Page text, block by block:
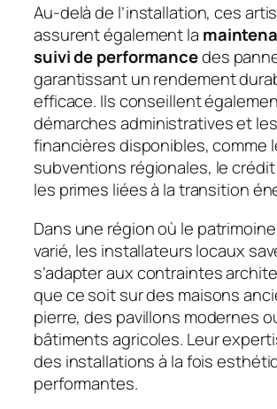
Au-delà de l’installation, ces
assurent également la
suivi de performancedes
garantissant un rendement
efficace. Ils conseillent
démarches administratives et
financières disponibles, comme
subventions régionales, le crédit
les primes liées à la transition
Dans une région où le
varié, les installateurs locaux
s’adapter aux contraintes
que ce soit sur des maisons
pierre, des pavillons modernes
bâtiments agricoles. Leur
des installations à la fois
performantes.